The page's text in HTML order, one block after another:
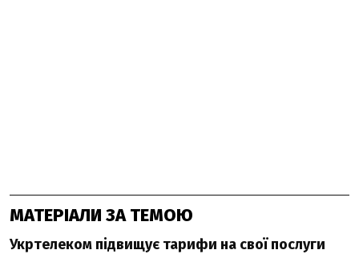
МАТЕРІАЛИ ЗА ТЕМОЮ
Укртелеком підвищує тарифи на свої послуги